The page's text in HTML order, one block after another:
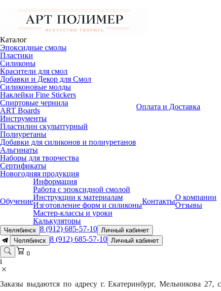
Каталог
Эпоксидные смолы
Пластики
Силиконы
Красители для смол
Добавки и Декор для Смол
Силиконовые молды
Наклейки Fine Stickers
Спиртовые чернила
ART Boards
Инструменты
Пластилин скульптурный
Полиуретаны
Добавки для силиконов и полиуретанов
Альгинаты
Наборы для творчества
Сертификаты
Новогодняя продукция
Оплата и Доставка
Обучение
Информация
Работа с эпоксидной смолой
Инструкции к материалам
Изготовление форм и силиконы
Мастер-классы и уроки
Калькуляторы
КонтактыО компании
Отзывы
Челябинск 8 (912) 685-57-10 Личный кабинет
Челябинск 8 (912) 685-57-10 Личный кабинет
0
i
Заказы выдаются по адресу г. Екатеринбург, Мельникова 27, с